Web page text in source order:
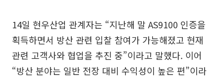
14일 현우산업 관계자는 “지난해 말 AS9100 인증을
획득하면서 방산 관련 입찰 참여가 가능해졌고 현재
관련 고객사와 협업을 추진 중”이라고 말했다. 이어
“방산 분야는 일반 전장 대비 수익성이 높은 편”이라